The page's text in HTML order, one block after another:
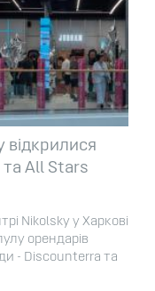
відкрилися
All Stars
Nikolsky у Харкові
орендарів
- Discounterra та